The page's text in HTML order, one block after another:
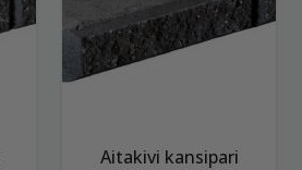
Aitakivi kansipari